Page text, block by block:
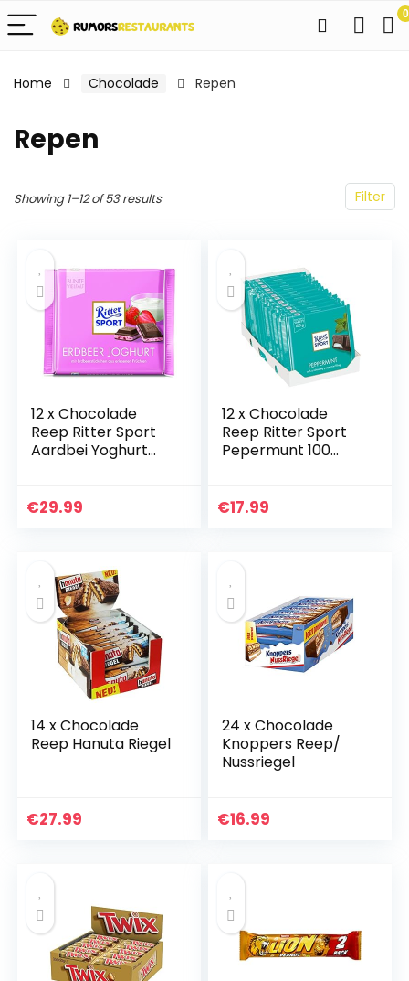
0
Home Chocolade Repen
Repen
Filter
Showing 1–12 of 53 results
12 x Chocolade
Reep Ritter Sport
Aardbei Yoghurt
€29.99
12 x Chocolade
Reep Ritter Sport
Pepermunt 100
€17.99
14 x Chocolade
Reep Hanuta Riegel
€27.99
24 x Chocolade
Knoppers Reep/
Nussriegel
€16.99